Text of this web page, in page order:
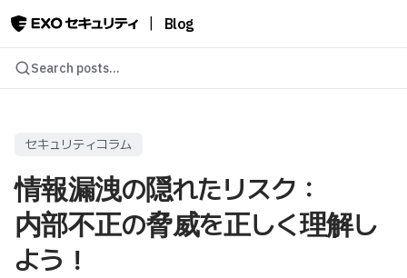
Blog
Search posts...
セキュリティコラム
情報漏洩の隠れたリスク：
内部不正の脅威を正しく理解し
よう！